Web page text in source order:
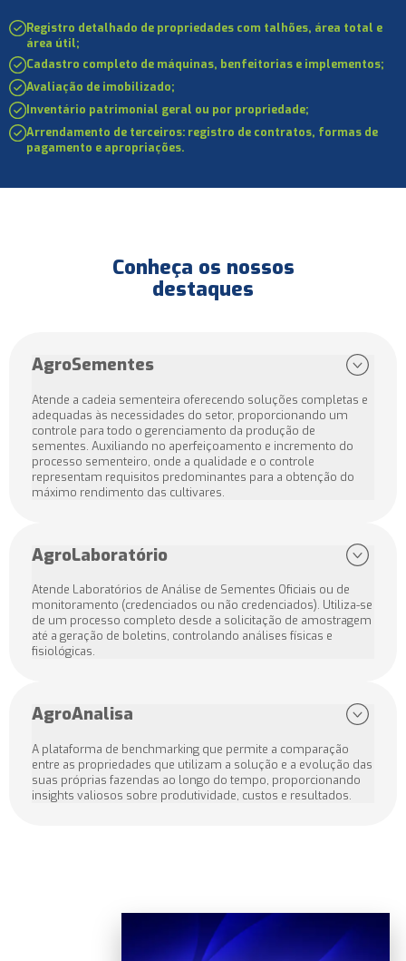
Registro detalhado de propriedades com talhões, área total e
área útil;
Cadastro completo de máquinas, benfeitorias e implementos;
Avaliação de imobilizado;
Inventário patrimonial geral ou por propriedade;
Arrendamento de terceiros: registro de contratos, formas de
pagamento e apropriações.
Conheça os nossos
destaques
AgroSementes
Atende a cadeia sementeira oferecendo soluções completas e
adequadas às necessidades do setor, proporcionando um
controle para todo o gerenciamento da produção de
sementes. Auxiliando no aperfeiçoamento e incremento do
processo sementeiro, onde a qualidade e o controle
representam requisitos predominantes para a obtenção do
máximo rendimento das cultivares.
AgroLaboratório
Atende Laboratórios de Análise de Sementes Oficiais ou de
monitoramento (credenciados ou não credenciados). Utiliza-se
de um processo completo desde a solicitação de amostragem
até a geração de boletins, controlando análises físicas e
fisiológicas.
AgroAnalisa
A plataforma de benchmarking que permite a comparação
entre as propriedades que utilizam a solução e a evolução das
suas próprias fazendas ao longo do tempo, proporcionando
insights valiosos sobre produtividade, custos e resultados.